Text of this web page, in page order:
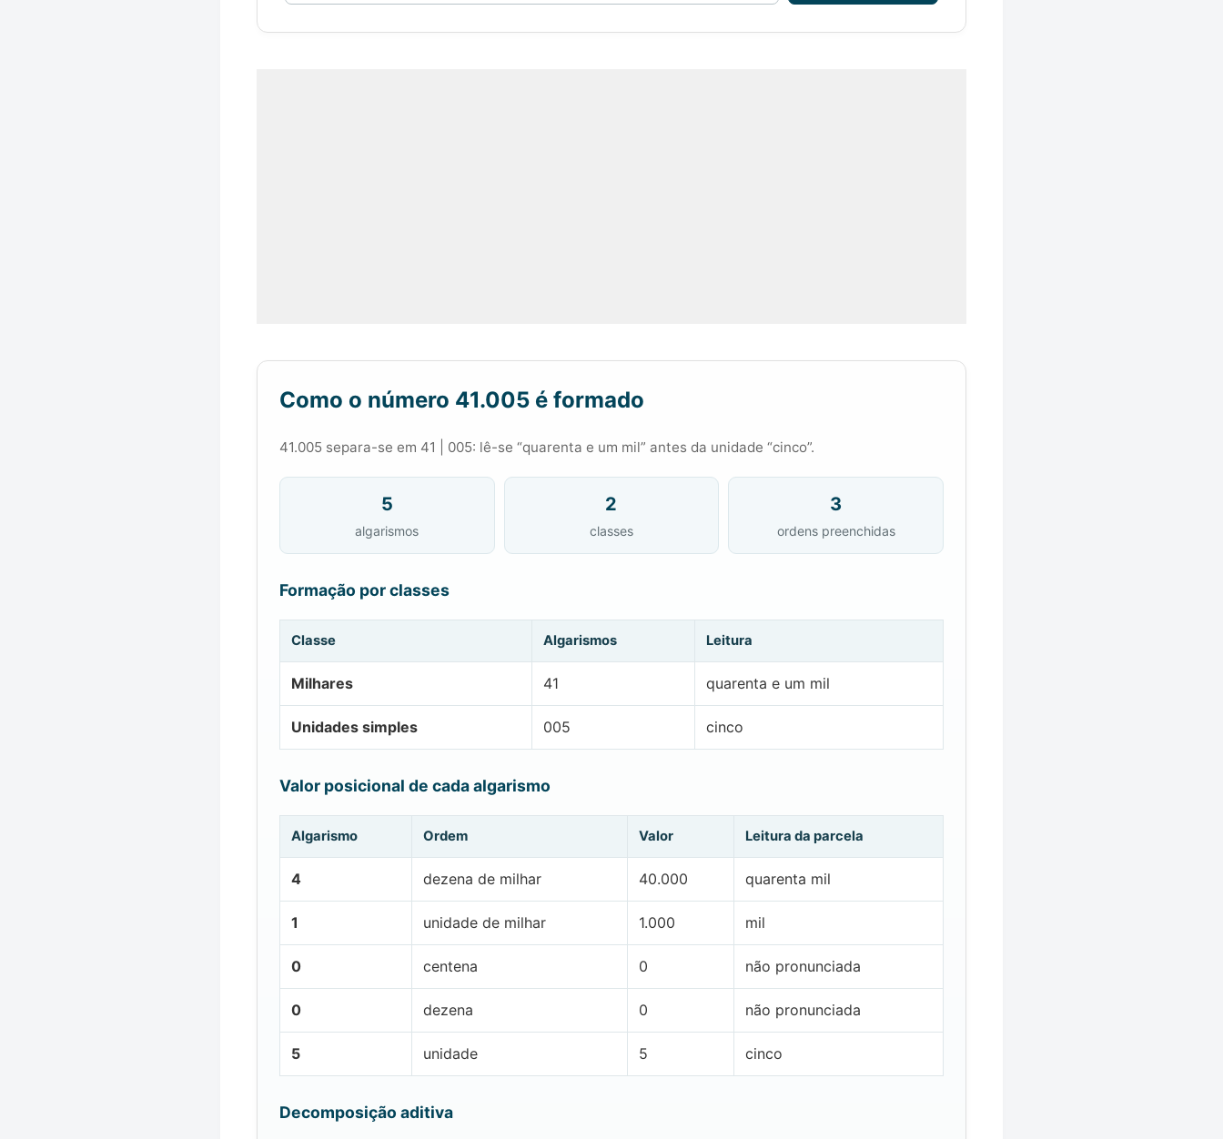
Como o número 41.005 é formado
41.005 separa-se em 41 | 005: lê-se “quarenta e um mil” antes da unidade “cinco”.
5
algarismos
2
classes
3
ordens preenchidas
Formação por classes
Classe Algarismos Leitura
Milhares 41 quarenta e um mil
Unidades simples 005 cinco
Valor posicional de cada algarismo
Algarismo Ordem Valor Leitura da parcela
4 dezena de milhar 40.000 quarenta mil
1 unidade de milhar 1.000 mil
0 centena 0 não pronunciada
0 dezena 0 não pronunciada
5 unidade 5 cinco
Decomposição aditiva